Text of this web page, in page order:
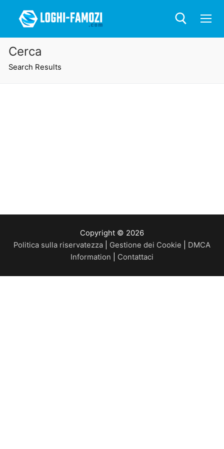
Cerca
Search Results
Copyright © 2026
Politica sulla riservatezza
Gestione dei Cookie
DMCA
Information
Contattaci